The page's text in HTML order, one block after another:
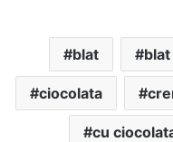
blat
ciocolata
cu